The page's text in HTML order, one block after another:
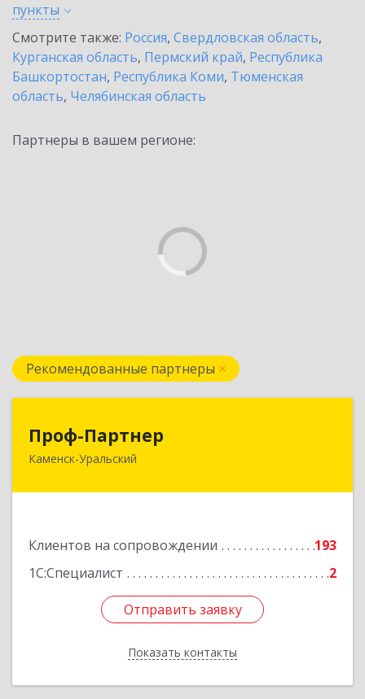
пункты
Смотрите также: Россия, Свердловская область,
Курганская область, Пермский край, Республика
Башкортостан, Республика Коми, Тюменская
область, Челябинская область
Партнеры в вашем регионе:
Рекомендованные партнеры
Проф-Партнер
Каменск-Уральский
Клиентов на сопровождении
193
1С:Специалист
2
Отправить заявку
Показать контакты
623406, Свердловская обл, Каменск-Уральский
Отправить заявку
Назад